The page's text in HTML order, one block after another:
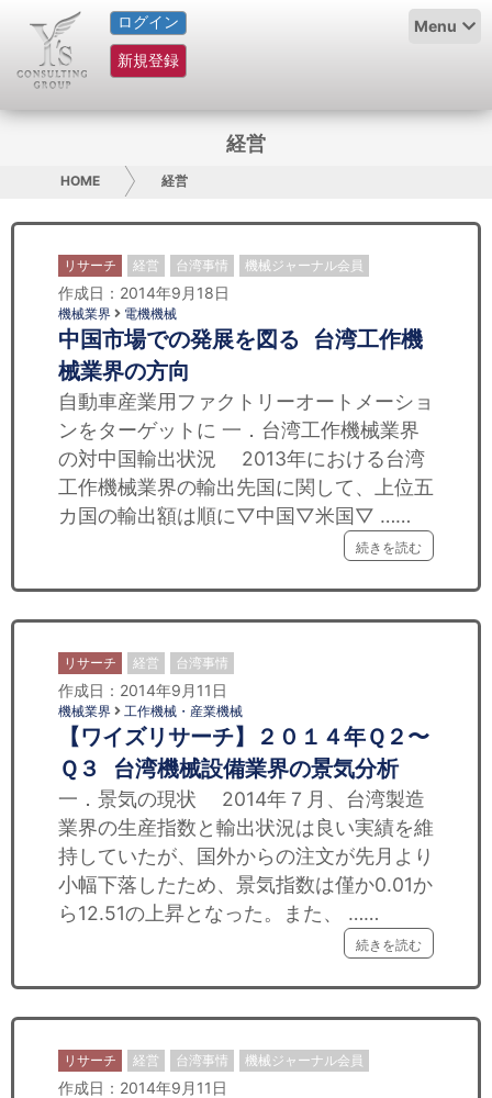
ログイン
新規登録
Menu
HOME
サービス紹介
グループ概要
お問い合わせ
日本人にPR
コンサルティング
リサーチ
セミナー
ＩＴ
飲食店情報
経営
HOME 経営
リサーチ 経営 台湾事情 機械ジャーナル会員
作成日：2014年9月18日
機械業界 電機機械
中国市場での発展を図る 台湾工作機
械業界の方向
自動車産業用ファクトリーオートメーショ
ンをターゲットに 一．台湾工作機械業界
の対中国輸出状況 2013年における台湾
工作機械業界の輸出先国に関して、上位五
カ国の輸出額は順に▽中国▽米国▽ ……
続きを読む
リサーチ 経営 台湾事情
作成日：2014年9月11日
機械業界 工作機械・産業機械
【ワイズリサーチ】２０１４年Ｑ２〜
Ｑ３ 台湾機械設備業界の景気分析
一．景気の現状 2014年７月、台湾製造
業界の生産指数と輸出状況は良い実績を維
持していたが、国外からの注文が先月より
小幅下落したため、景気指数は僅か0.01か
ら12.51の上昇となった。また、 ……
続きを読む
リサーチ 経営 台湾事情 機械ジャーナル会員
作成日：2014年9月11日